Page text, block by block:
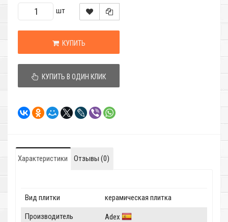
шт
КУПИТЬ
КУПИТЬ В ОДИН КЛИК
Характеристики Отзывы (0)
Вид плитки керамическая плитка
Производитель Adex